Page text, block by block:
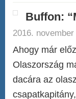
Buffon:
2016. november
Ahogy már
Olaszország
dacára az